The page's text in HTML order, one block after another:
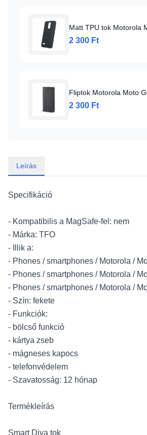
Matt TPU tok Motorola
2 300 Ft
Fliptok Motorola Moto
2 300 Ft
Leírás
Specifikáció
- Kompatibilis a MagSafe-fel: nem
- Márka: TFO
- Illik a:
- Phones / smartphones / Motorola /
- Phones / smartphones / Motorola /
- Phones / smartphones / Motorola /
- Szín: fekete
- Funkciók:
- bölcső funkció
- kártya zseb
- mágneses kapocs
- telefonvédelem
- Szavatosság: 12 hónap
Termékleírás
Smart Diva tok